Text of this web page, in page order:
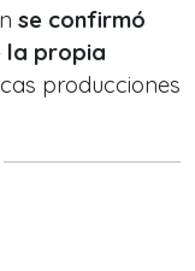
se confirmó
la propia
producciones